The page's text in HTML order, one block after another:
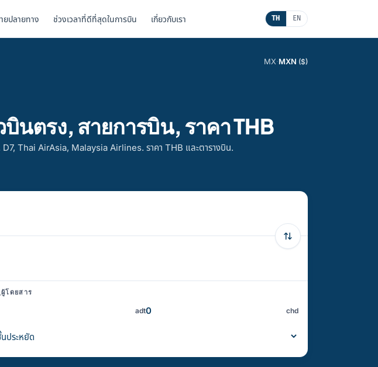
ยปลายทาง ช่วงเวลาที่ดีที่สุดในการบิน เกี่ยวกับเรา TH EN
MX·MXN ($)
นตรง, สายการบิน, ราคา THB
Thai AirAsia, Malaysia Airlines. ราคา THB และตารางบิน.
ผู้โดยสาร
adt chd